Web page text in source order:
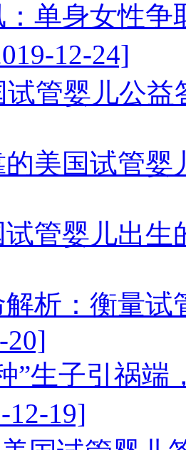
单身女性争
12-24]
试管婴儿公
美国试管婴
管婴儿出生
析：衡量试
20]
”生子引祸端
12-19]